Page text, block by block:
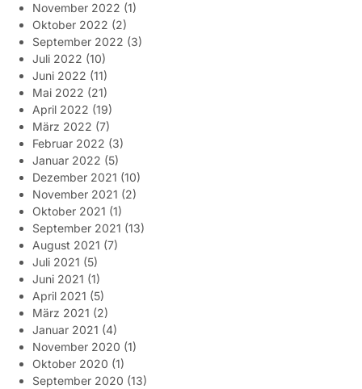
November 2022 (1)
Oktober 2022 (2)
September 2022 (3)
Juli 2022 (10)
Juni 2022 (11)
Mai 2022 (21)
April 2022 (19)
März 2022 (7)
Februar 2022 (3)
Januar 2022 (5)
Dezember 2021 (10)
November 2021 (2)
Oktober 2021 (1)
September 2021 (13)
August 2021 (7)
Juli 2021 (5)
Juni 2021 (1)
April 2021 (5)
März 2021 (2)
Januar 2021 (4)
November 2020 (1)
Oktober 2020 (1)
September 2020 (13)